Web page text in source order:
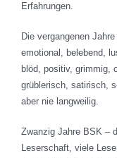
Erfahrungen.
Die vergangenen
emotional, belebend,
blöd, positiv, grimmig,
grüblerisch, satirisch,
aber nie langweilig.
Zwanzig Jahre BSK –
Leserschaft, viele